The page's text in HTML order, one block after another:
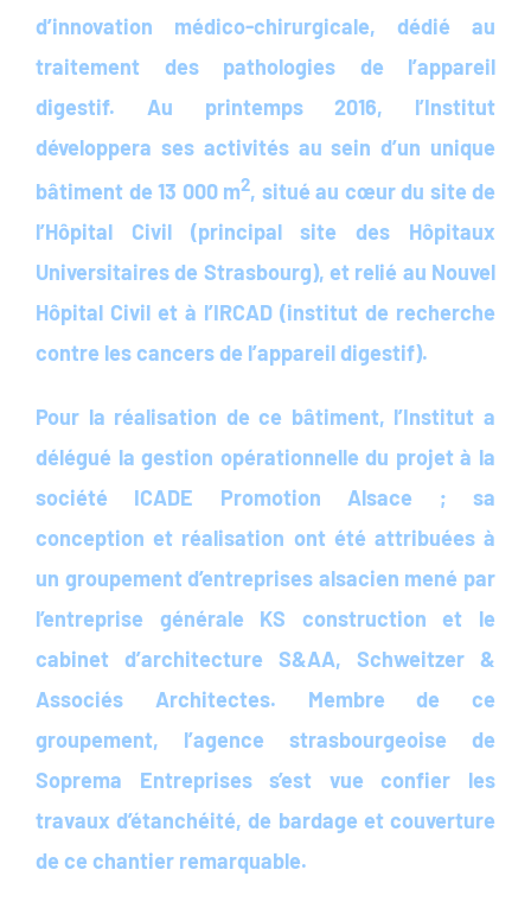
d’innovation médico-chirurgicale, dédié au
traitement des pathologies de l’appareil
digestif. Au printemps 2016, l’Institut
développera ses activités au sein d’un unique
bâtiment de 13 000 m2, situé au cœur du site de
l’Hôpital Civil (principal site des Hôpitaux
Universitaires de Strasbourg), et relié au Nouvel
Hôpital Civil et à l’IRCAD (institut de recherche
contre les cancers de l’appareil digestif).
Pour la réalisation de ce bâtiment, l’Institut a
délégué la gestion opérationnelle du projet à la
société ICADE Promotion Alsace ; sa
conception et réalisation ont été attribuées à
un groupement d’entreprises alsacien mené par
l’entreprise générale KS construction et le
cabinet d’architecture S&AA, Schweitzer &
Associés Architectes. Membre de ce
groupement, l’agence strasbourgeoise de
Soprema Entreprises s’est vue confier les
travaux d’étanchéité, de bardage et couverture
de ce chantier remarquable.